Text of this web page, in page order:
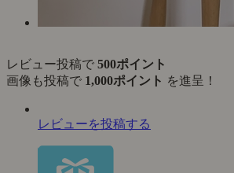
レビュー投稿で 500ポイント
画像も投稿で 1,000ポイント を進呈！
レビューを投稿する